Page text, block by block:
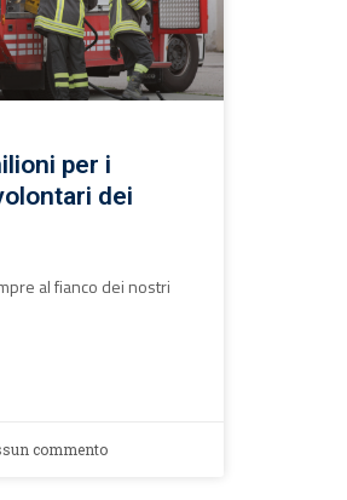
per i
dei
al fianco dei nostri
commento